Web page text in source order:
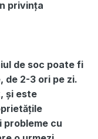
privința
de soc poate fi
de 2-3 ori pe zi.
și este
probleme cu